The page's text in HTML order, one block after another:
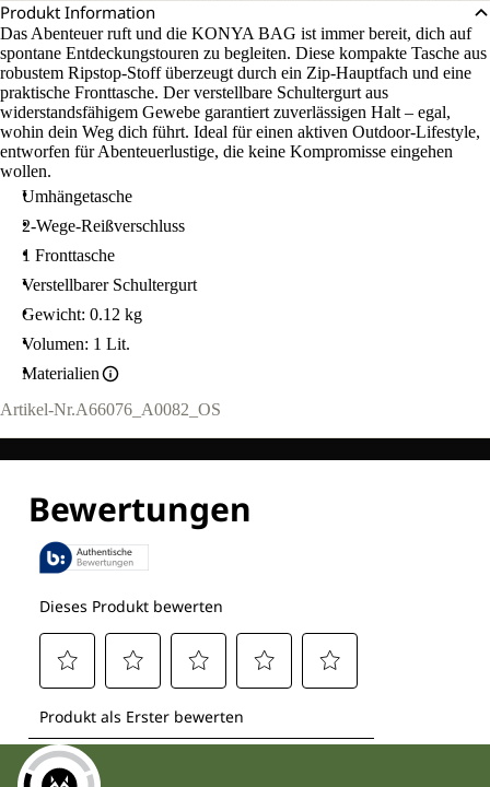
Produkt Information
Das Abenteuer ruft und die KONYA BAG ist immer bereit, dich auf
spontane Entdeckungstouren zu begleiten. Diese kompakte Tasche aus
robustem Ripstop-Stoff überzeugt durch ein Zip-Hauptfach und eine
praktische Fronttasche. Der verstellbare Schultergurt aus
widerstandsfähigem Gewebe garantiert zuverlässigen Halt – egal,
wohin dein Weg dich führt. Ideal für einen aktiven Outdoor-Lifestyle,
entworfen für Abenteuerlustige, die keine Kompromisse eingehen
wollen.
Umhängetasche
2-Wege-Reißverschluss
1 Fronttasche
Verstellbarer Schultergurt
Gewicht: 0.12 kg
Volumen: 1 Lit.
Materialien
Artikel-Nr.A66076_A0082_OS